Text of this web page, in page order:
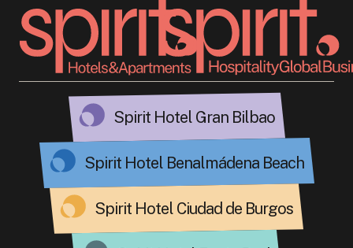
Spirit Hotel Gran Bilbao
Spirit Hotel Benalmádena Beach
Spirit Hotel Ciudad de Burgos